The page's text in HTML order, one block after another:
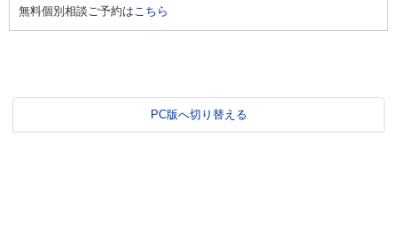
無料個別相談ご予約はこちら
PC版へ切り替える